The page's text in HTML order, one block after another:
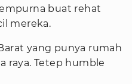
buat rehat
mereka.
yang punya rumah
raya. Tetep humble